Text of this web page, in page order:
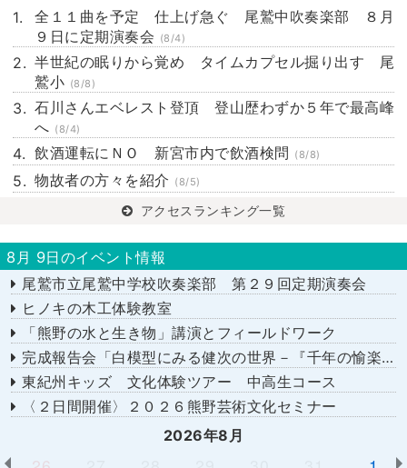
全１１曲を予定 仕上げ急ぐ 尾鷲中吹奏楽部 ８月
９日に定期演奏会 (8/4)
半世紀の眠りから覚め タイムカプセル掘り出す 尾
鷲小 (8/8)
石川さんエベレスト登頂 登山歴わずか５年で最高峰
へ (8/4)
飲酒運転にＮＯ 新宮市内で飲酒検問 (8/8)
物故者の方々を紹介 (8/5)
アクセスランキング一覧
8月 9日のイベント情報
尾鷲市立尾鷲中学校吹奏楽部 第２９回定期演奏会
ヒノキの木工体験教室
「熊野の水と生き物」講演とフィールドワーク
完成報告会「白模型にみる健次の世界－『千年の愉楽』『奇蹟』より－」
東紀州キッズ 文化体験ツアー 中高生コース
〈２日間開催〉２０２６熊野芸術文化セミナー
2026年8月